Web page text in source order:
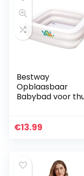
Bestway
Opblaasbaar
Babybad voor
€13.99